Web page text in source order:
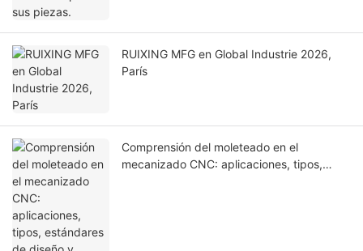
RUIXING MFG en Global Industrie 2026,
París
Comprensión del moleteado en el
mecanizado CNC: aplicaciones, tipos,